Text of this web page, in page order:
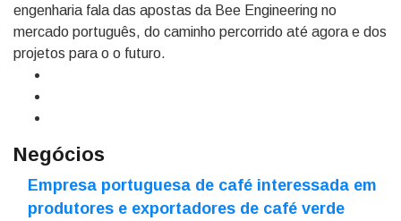
engenharia fala das apostas da Bee Engineering no
mercado português, do caminho percorrido até agora e dos
projetos para o o futuro.
Negócios
Empresa portuguesa de café interessada em
produtores e exportadores de café verde